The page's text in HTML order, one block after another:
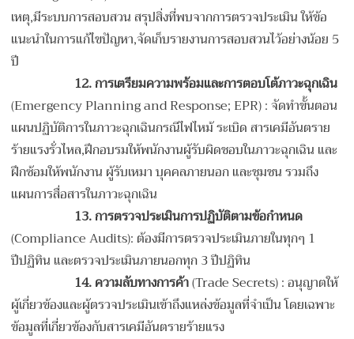
เหตุ,มีระบบการสอบสวน สรุปสิ่งที่พบจากการตรวจประเมิน ให้ข้อ
แนะนำในการแก้ไขปัญหา,จัดเก็บรายงานการสอบสวนไว้อย่างน้อย 5
ปี
12.การเตรียมความพร้อมและการตอบโต้ภาวะฉุกเฉิน
(Emergency Planning and Response; EPR) : จัดทำขั้นตอน
แผนปฏิบัติการในภาวะฉุกเฉินกรณีไฟไหม้ ระเบิด สารเคมีอันตราย
ร้ายแรงรั่วไหล,ฝึกอบรมให้พนักงานผู้รับผิดชอบในภาวะฉุกเฉิน และ
ฝึกซ้อมให้พนักงาน ผู้รับเหมา บุคคลภายนอก และชุมชน รวมถึง
แผนการสื่อสารในภาวะฉุกเฉิน
13.การตรวจประเมินการปฏิบัติตามข้อกำหนด
(Compliance Audits): ต้องมีการตรวจประเมินภายในทุกๆ 1
ปีปฏิทิน และตรวจประเมินภายนอกทุก 3 ปีปฏิทิน
14.ความลับทางการค้า(Trade Secrets) : อนุญาตให้
ผู้เกี่ยวข้องและผู้ตรวจประเมินเข้าถึงแหล่งข้อมูลที่จำเป็น โดยเฉพาะ
ข้อมูลที่เกี่ยวข้องกับสารเคมีอันตรายร้ายแรง